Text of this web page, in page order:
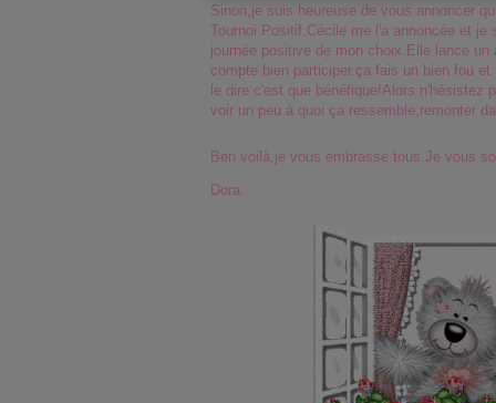
Sinon,je suis heureuse de vous annoncer
Tournoi Positif.Cécile me l'a annoncée et je
journée positive de mon choix.Elle lance
compte bien participer.ça fais un bien fou
le dire c'est que bénéfique!Alors n'hésistez
voir un peu à quoi ça ressemble,remonter
Ben voilà,je vous embrasse tous.Je vous
Dora.